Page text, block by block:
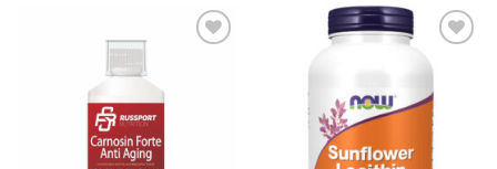
желаний
Добавить
в список
желаний